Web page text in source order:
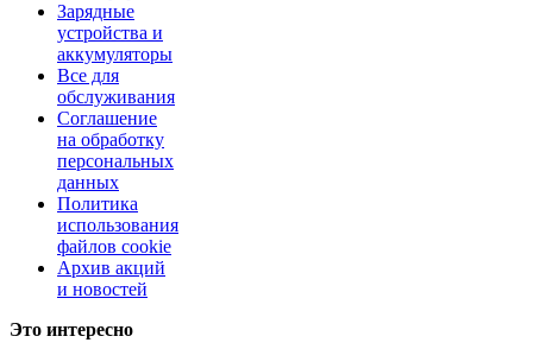
Зарядные
устройства и
аккумуляторы
Все для
обслуживания
Соглашение
на обработку
персональных
данных
Политика
использования
файлов cookie
Архив акций
и новостей
Это интересно